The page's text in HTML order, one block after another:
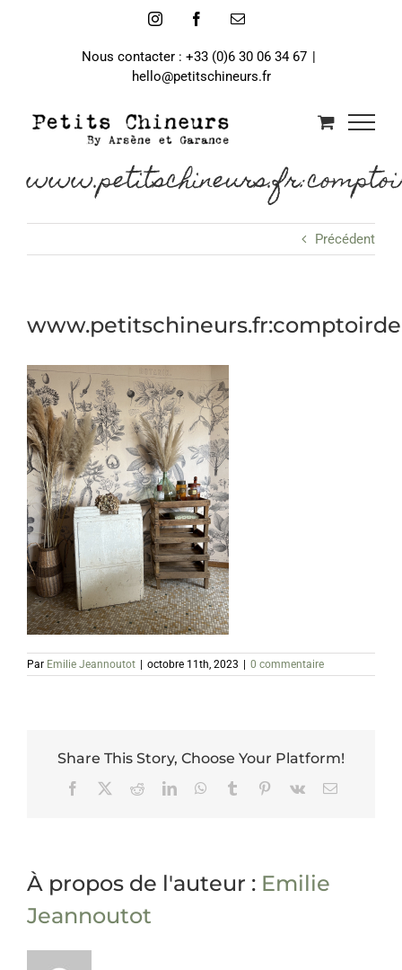
InstagramFacebookEmail
Nous contacter : +33 (0)6 30 06 34 67 |
hello@petitschineurs.fr
Précédent
Par Emilie Jeannoutot octobre 11th, 2023 0 commentaire
Share This Story, Choose Your Platform!
Facebook RedditLinkedInWhatsApp
Tumblr Pinterest
Vk Email
À propos de l'auteur : Emilie
Jeannoutot